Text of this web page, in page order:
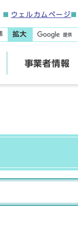
ウェルカムページ
拡大
事業者情報